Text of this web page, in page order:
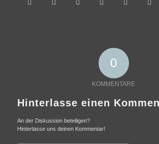
0
KOMMENTARE
Hinterlasse einen
An der Diskussion beteiligen?
Hinterlasse uns deinen Kommentar!